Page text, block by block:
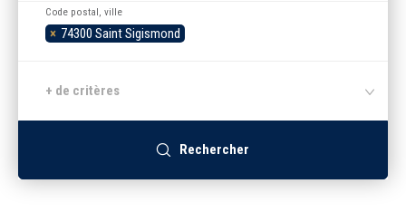
Recherche par ville
× 74300 Saint Sigismond
Code postal, ville
+ de critères
Rechercher